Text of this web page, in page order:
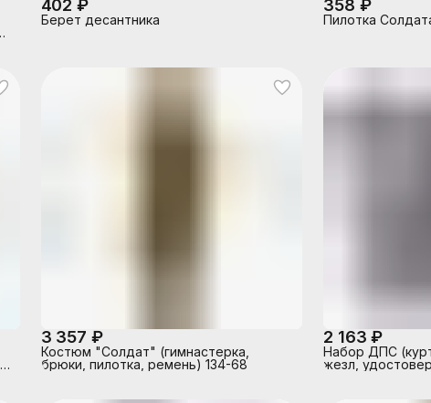
402 ₽
Берет десантника
358 ₽
Пилотка
3 357 ₽
Костюм "Солдат" (гимнастерка,
брюки, пилотка, ремень) 134-68
2 163 ₽
Набор ДПС
жезл,